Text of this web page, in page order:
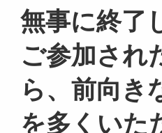
無事に終了
ご参加され
ら、前向き
を多くいた